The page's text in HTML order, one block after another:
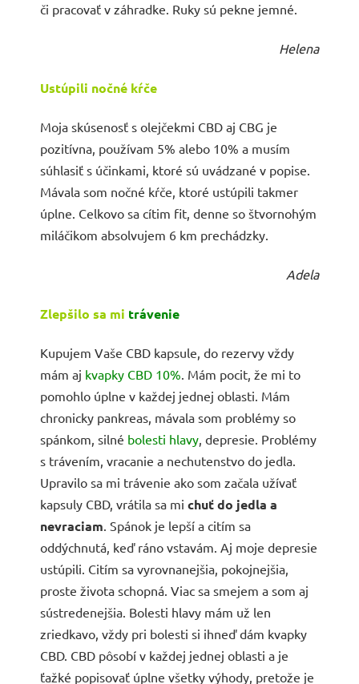
či pracovať v záhradke. Ruky sú pekne jemné.
Helena
Ustúpili nočné kŕče
Moja skúsenosť s olejčekmi CBD aj CBG je
pozitívna, používam 5% alebo 10% a musím
súhlasiť s účinkami, ktoré sú uvádzané v popise.
Mávala som nočné kŕče, ktoré ustúpili takmer
úplne. Celkovo sa cítim fit, denne so štvornohým
miláčikom absolvujem 6 km prechádzky.
Adela
Zlepšilo sa mi trávenie
Kupujem Vaše CBD kapsule, do rezervy vždy
mám aj kvapky CBD 10%. Mám pocit, že mi to
pomohlo úplne v každej jednej oblasti. Mám
chronicky pankreas, mávala som problémy so
spánkom, silné bolesti hlavy, depresie. Problémy
s trávením, vracanie a nechutenstvo do jedla.
Upravilo sa mi trávenie ako som začala užívať
kapsuly CBD, vrátila sa mi chuť do jedla a
nevraciam. Spánok je lepší a citím sa
oddýchnutá, keď ráno vstavám. Aj moje depresie
ustúpili. Citím sa vyrovnanejšia, pokojnejšia,
proste života schopná. Viac sa smejem a som aj
sústredenejšia. Bolesti hlavy mám už len
zriedkavo, vždy pri bolesti si ihneď dám kvapky
CBD. CBD pôsobí v každej jednej oblasti a je
ťažké popisovať úplne všetky výhody, pretože je